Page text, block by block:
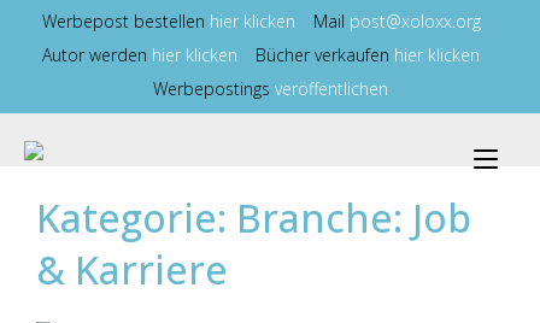
Inhalt
Werbepost bestellen hier klicken Mail post@xoloxx.org
Autor werden hier klicken Bücher verkaufen hier klicken
Werbepostings veröffentlichen
Kategorie: Branche: Job
& Karriere